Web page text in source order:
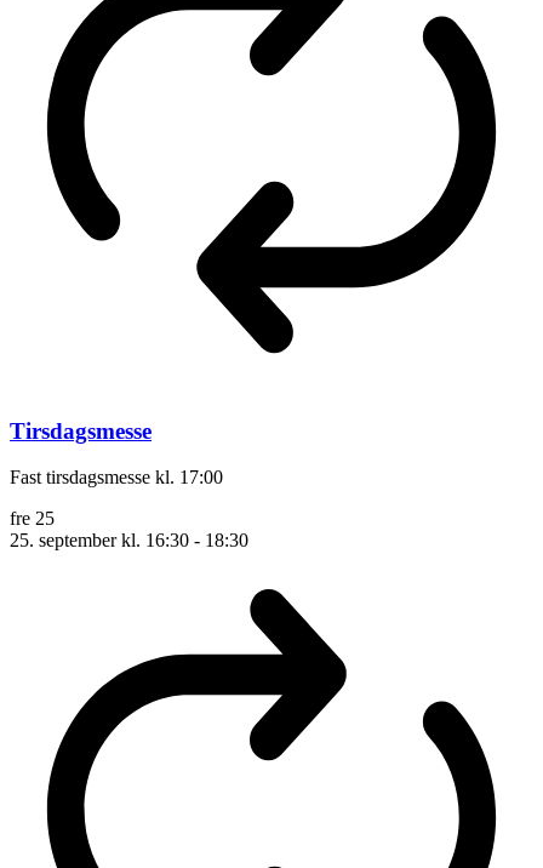
Tirsdagsmesse
Fast tirsdagsmesse kl. 17:00
fre 25
25. september kl. 16:30 - 18:30